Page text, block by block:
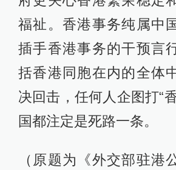
福祉。香港事务纯属中
插手香港事务的干预言
括香港同胞在内的全体
决回击，任何人企图打“
国都注定是死路一条
（原题为《外交部驻港